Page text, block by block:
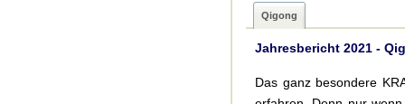
Qigong
Jahresbericht 2021 -
Das ganz besondere